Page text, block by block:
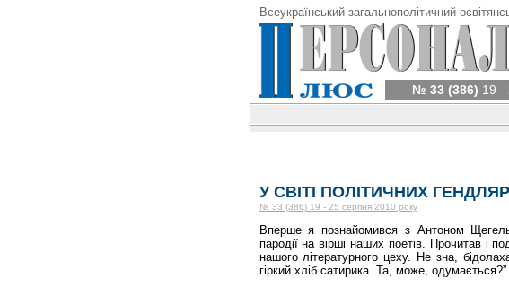
Всеукраїнський загальнополітичний
№ 33 (386) 19 -
У СВІТІ ПОЛІТИЧНИХ
№ 33 (386) 19 - 25 серпня 2010 року
Вперше я познайомився з Антоном
пародії на вірші наших поетів. Прочитав і
нашого літературного цеху. Не зна,
гіркий хліб сатирика. Та, може, одумається?”